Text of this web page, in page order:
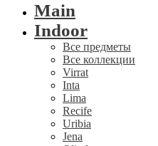
Main
Indoor
Все предметы
Все коллекции
Virrat
Inta
Lima
Recife
Uribia
Jena